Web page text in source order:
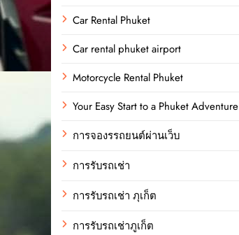
Car Rental Phuket
Car rental phuket airport
Motorcycle Rental Phuket
Your Easy Start to a Phuket Adventure
การจองรรถยนต์ผ่านเว็บ
การรับรถเช่า
การรับรถเช่า ภุเก็ต
การรับรถเช่าภูเก็ต